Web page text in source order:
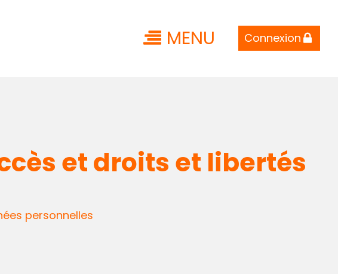
MENU Connexion
et droits et libertés
personnelles